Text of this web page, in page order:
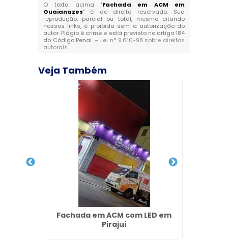
O texto acima "Fachada em ACM em
Guaianazes" é de direito reservado. Sua
reprodução, parcial ou total, mesmo citando
nossos links, é proibida sem a autorização do
autor. Plágio é crime e está previsto no artigo 184
do Código Penal. – Lei n° 9.610-98 sobre direitos
autorais.
Veja Também
Fachada em ACM com LED em
Pirajuí